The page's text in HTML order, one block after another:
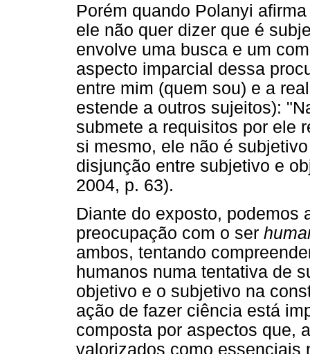
Porém quando Polanyi
ele não quer dizer que é
envolve uma busca e um
aspecto imparcial dessa
entre mim (quem sou) e a
estende a outros sujeitos):
submete a requisitos por ele
si mesmo, ele não é
disjunção entre subjetivo e
2004, p. 63).
Diante do exposto, podemos
preocupação com o ser
ambos, tentando
humanos numa tentativa de
objetivo e o subjetivo na
ação de fazer ciência está
composta por aspectos que,
valorizados como essenciais